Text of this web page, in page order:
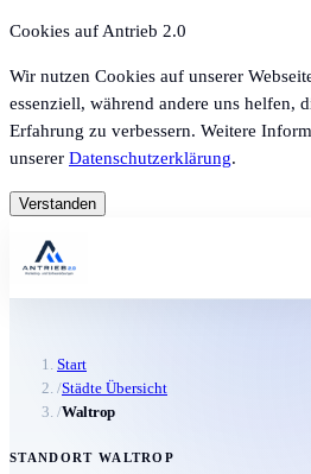
Cookies auf Antrieb 2.0
Wir nutzen Cookies auf unserer
essenziell, während andere uns helfen,
Erfahrung zu verbessern. Weitere
unserer Datenschutzerklärung.
Verstanden
Start
/Städte Übersicht
/Waltrop
STANDORT WALTROP